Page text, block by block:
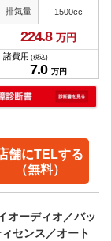
排気量 1500cc
224.8 万円
諸費用 (税込)
7.0 万円
舗にTELする
（無料）
オーディオ／バッ
センス／オート